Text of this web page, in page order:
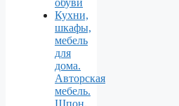
Кухни,
шкафы,
мебель
для
дома.
Авторская
мебель.
Шпон.